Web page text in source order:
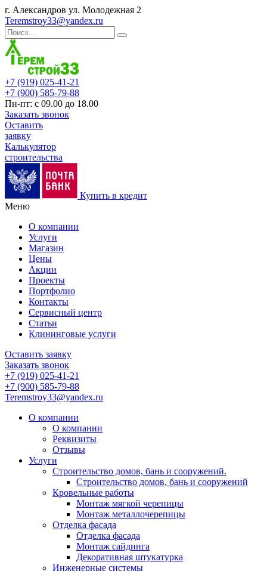
г. Александров ул. Молодежная 2
Teremstroy33@yandex.ru
+7 (919) 025-41-21
+7 (900) 585-79-88
Пн-пт: с 09.00 до 18.00
Заказать звонок
Оставить
заявку
Калькулятор
строительства
Купить в кредит
Меню
О компании
Услуги
Магазин
Цены
Акции
Проекты
Портфолио
Контакты
Сервисный центр
Статьи
Клининговые услуги
Оставить заявку
Заказать звонок
+7 (919) 025-41-21
+7 (900) 585-79-88
Teremstroy33@yandex.ru
О компании
О компании
Реквизиты
Отзывы
Услуги
Строительство домов, бань и сооружений.
Строительство домов, бань и сооружений
Кровельные работы
Монтаж мягкой черепицы
Монтаж металлочерепицы
Отделка фасада
Отделка фасада
Монтаж сайдинга
Декоративная штукатурка
Инженерные системы